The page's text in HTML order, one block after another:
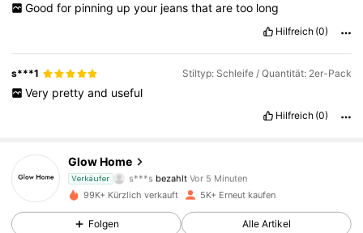
Good for pinning up your jeans that are too long
Hilfreich (0)
s***1 Stiltyp: Schleife / Quantität: 2er-Pack
Very pretty and useful
Hilfreich (0)
Glow Home
Verkäufer
4,67
s***s bezahlt Vor 5 Minuten
1K Follower
99K+ Kürzlich verkauft 5K+ Erneut kaufen
Folgen Alle Artikel